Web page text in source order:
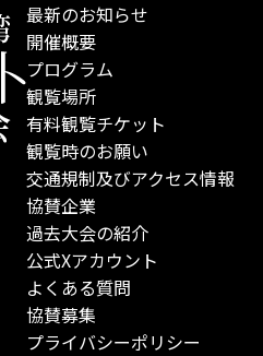
最新のお知らせ
開催概要
プログラム
観覧場所
有料観覧チケット
観覧時のお願い
交通規制及びアクセス情報
協賛企業
過去大会の紹介
公式Xアカウント
よくある質問
協賛募集
プライバシーポリシー